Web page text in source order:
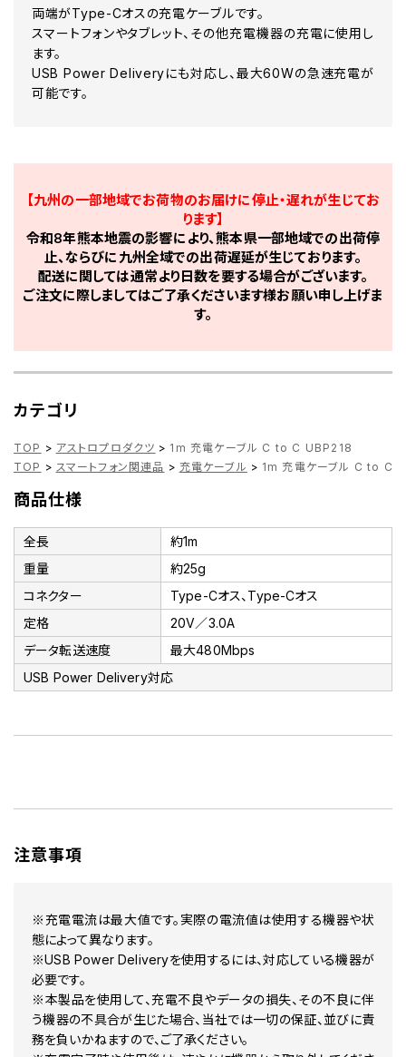
両端がType-Cオスの充電ケーブルです。
スマートフォンやタブレット、その他充電機器の充電に使用し
ます。
USB Power Deliveryにも対応し、最大60Wの急速充電が
可能です。
【九州の一部地域でお荷物のお届けに停止・遅れが生じてお
ります】
令和8年熊本地震の影響により、熊本県一部地域での出荷停
止、ならびに九州全域での出荷遅延が生じております。
配送に関しては通常より日数を要する場合がございます。
ご注文に際しましてはご了承くださいます様お願い申し上げま
す。
カテゴリ
TOP > アストロプロダクツ > 1m 充電ケーブル C to C UBP218
TOP > スマートフォン関連品 > 充電ケーブル > 1m 充電ケーブル C to C
商品仕様
全長
約1m
重量
約25g
コネクター
Type-Cオス、Type-Cオス
定格
20V／3.0A
データ転送速度
最大480Mbps
USB Power Delivery対応
注意事項
※充電電流は最大値です。実際の電流値は使用する機器や状
態によって異なります。
※USB Power Deliveryを使用するには、対応している機器が
必要です。
※本製品を使用して、充電不良やデータの損失、その不良に伴
う機器の不具合が生じた場合、当社では一切の保証、並びに責
務を負いかねますので、ご了承ください。